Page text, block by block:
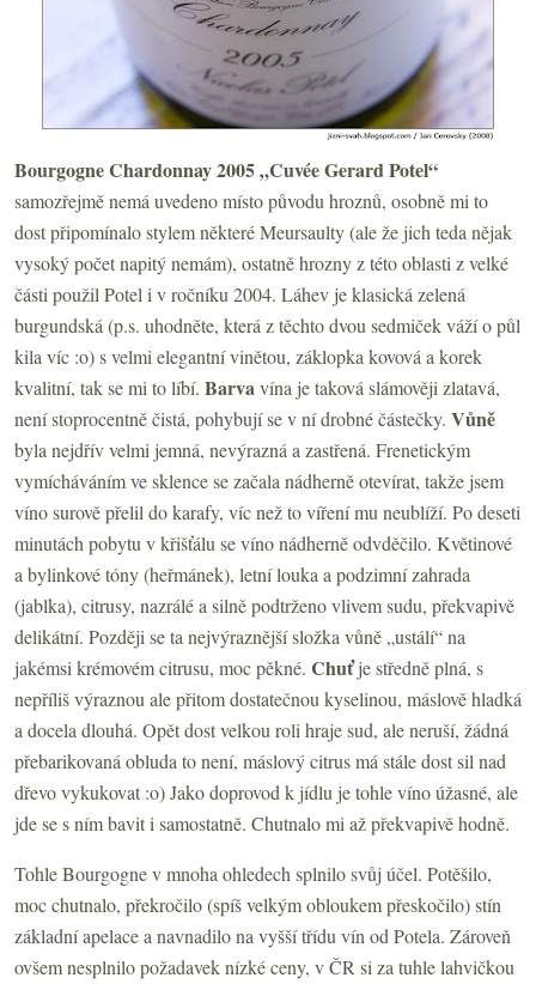
Bourgogne Chardonnay 2005 „Cuvée Gerard Potel“
samozřejmě nemá uvedeno místo původu hroznů, osobně mi to
dost připomínalo stylem některé Meursaulty (ale že jich teda nějak
vysoký počet napitý nemám), ostatně hrozny z této oblasti z velké
části použil Potel i v ročníku 2004. Láhev je klasická zelená
burgundská (p.s. uhodněte, která z těchto dvou sedmiček váží o půl
kila víc :o) s velmi elegantní vinětou, záklopka kovová a korek
kvalitní, tak se mi to líbí. Barvavína je taková slámověji zlatavá,
není stoprocentně čistá, pohybují se v ní drobné částečky. Vůně
byla nejdřív velmi jemná, nevýrazná a zastřená. Frenetickým
vymícháváním ve sklence se začala nádherně otevírat, takže jsem
víno surově přelil do karafy, víc než to víření mu neublíží. Po deseti
minutách pobytu v křišťálu se víno nádherně odvděčilo. Květinové
a bylinkové tóny (heřmánek), letní louka a podzimní zahrada
(jablka), citrusy, nazrálé a silně podtrženo vlivem sudu, překvapivě
delikátní. Později se ta nejvýraznější složka vůně „ustálí“ na
jakémsi krémovém citrusu, moc pěkné. Chuťjestředně plná, s
nepříliš výraznou ale přitom dostatečnou kyselinou, máslově hladká
a docela dlouhá. Opět dost velkou roli hraje sud, ale neruší, žádná
přebarikovaná obluda to není, máslový citrus má stále dost sil nad
dřevo vykukovat :o) Jako doprovod k jídlu je tohle víno úžasné, ale
jde se s ním bavit i samostatně. Chutnalo mi až překvapivě hodně.
Tohle Bourgogne v mnoha ohledech splnilo svůj účel. Potěšilo,
moc chutnalo, překročilo (spíš velkým obloukem přeskočilo) stín
základní apelace a navnadilo na vyšší třídu vín od Potela. Zároveň
ovšem nesplnilo požadavek nízké ceny, v ČR si za tuhle lahvičkou